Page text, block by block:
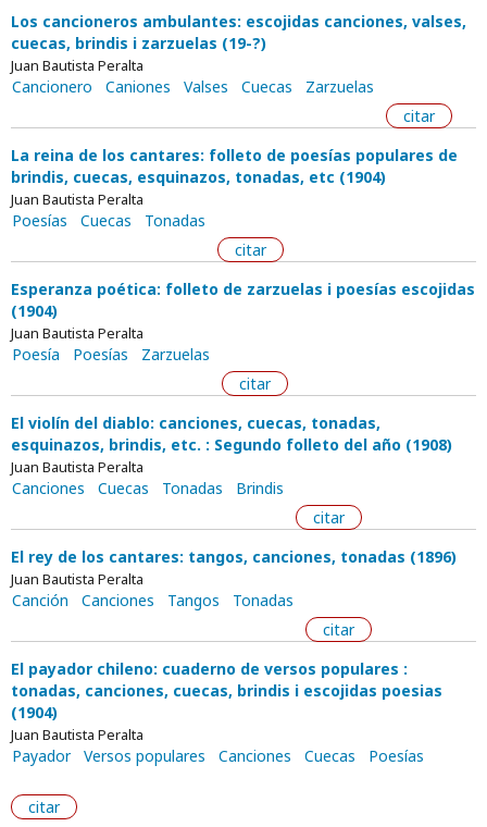
Los cancioneros ambulantes: escojidas canciones, valses,
cuecas, brindis i zarzuelas (19-?)
Juan Bautista Peralta
Cancionero Caniones Valses Cuecas
Zarzuelas
citar
La reina de los cantares: folleto de poesías populares de
brindis, cuecas, esquinazos, tonadas, etc (1904)
Juan Bautista Peralta
Poesías Cuecas
Tonadas
citar
Esperanza poética: folleto de zarzuelas i poesías escojidas
(1904)
Juan Bautista Peralta
Poesía Poesías
Zarzuelas
citar
El violín del diablo: canciones, cuecas, tonadas,
esquinazos, brindis, etc. : Segundo folleto del año (1908)
Juan Bautista Peralta
Canciones Cuecas Tonadas
Brindis
citar
El rey de los cantares: tangos, canciones, tonadas (1896)
Juan Bautista Peralta
Canción Canciones Tangos
Tonadas
citar
El payador chileno: cuaderno de versos populares :
tonadas, canciones, cuecas, brindis i escojidas poesias
(1904)
Juan Bautista Peralta
Payador Versos populares Canciones Cuecas Poesías
citar